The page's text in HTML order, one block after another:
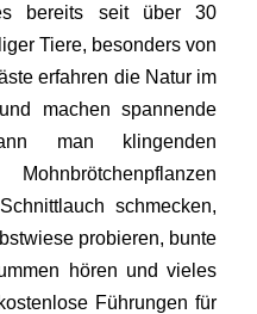
bereits seit über 30
Tiere, besonders von
erfahren die Natur im
machen spannende
man klingenden
schmecken,
probieren, bunte
hören und vieles
Führungen für